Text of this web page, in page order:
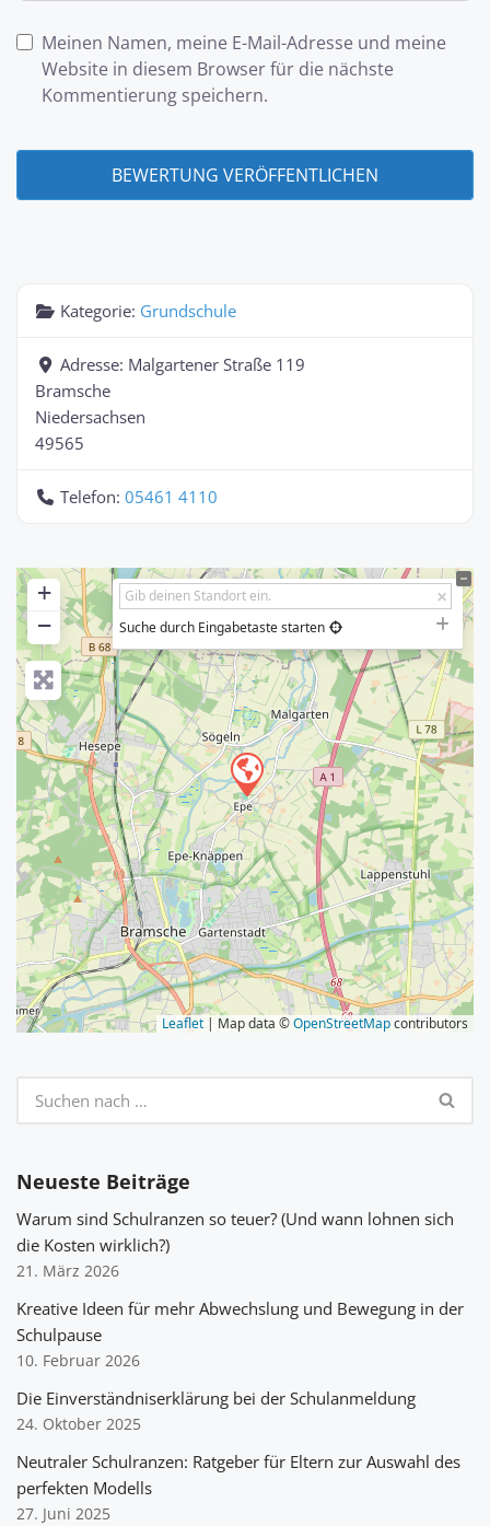
Meinen Namen, meine E-Mail-Adresse und meine
Website in diesem Browser für die nächste
Kommentierung speichern.
Kategorie: Grundschule
Adresse: Malgartener Straße 119
Bramsche
Niedersachsen
49565
Telefon: 05461 4110
+
−
Suche durch Eingabetaste starten
Leaflet | Map data ©OpenStreetMapcontributors
Neueste Beiträge
Warum sind Schulranzen so teuer? (Und wann lohnen sich
die Kosten wirklich?)
21. März 2026
Kreative Ideen für mehr Abwechslung und Bewegung in der
Schulpause
10. Februar 2026
Die Einverständniserklärung bei der Schulanmeldung
24. Oktober 2025
Neutraler Schulranzen: Ratgeber für Eltern zur Auswahl des
perfekten Modells
27. Juni 2025